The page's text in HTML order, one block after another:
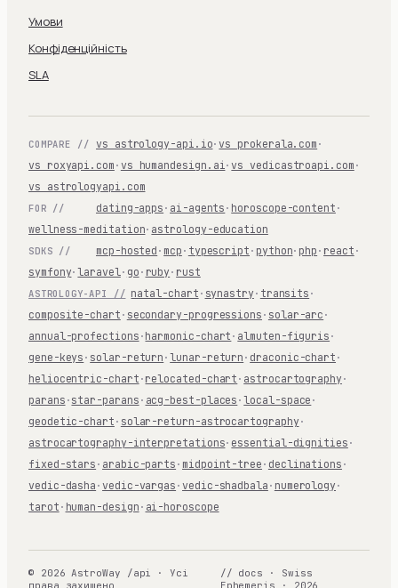
Умови
Конфіденційність
SLA
COMPARE // vs astrology-api.io·vs prokerala.com ·
vs roxyapi.com · vs humandesign.ai ·vs vedicastroapi.com ·
vs astrologyapi.com
FOR // dating-apps · ai-agents · horoscope-content ·
wellness-meditation· astrology-education
SDKS // mcp-hosted · mcp · typescript · python· php · react ·
symfony·laravel · go · ruby · rust
ASTROLOGY-API // natal-chart · synastry · transits ·
composite-chart · secondary-progressions · solar-arc ·
annual-profections · harmonic-chart · almuten-figuris ·
gene-keys · solar-return ·lunar-return · draconic-chart ·
heliocentric-chart · relocated-chart · astrocartography ·
parans · star-parans · acg-best-places ·local-space ·
geodetic-chart · solar-return-astrocartography ·
astrocartography-interpretations· essential-dignities ·
fixed-stars · arabic-parts · midpoint-tree · declinations ·
vedic-dasha ·vedic-vargas ·vedic-shadbala · numerology ·
tarot · human-design · ai-horoscope
© 2026 AstroWay /api · Усі
права захищено
// docs · Swiss
Ephemeris · 2026